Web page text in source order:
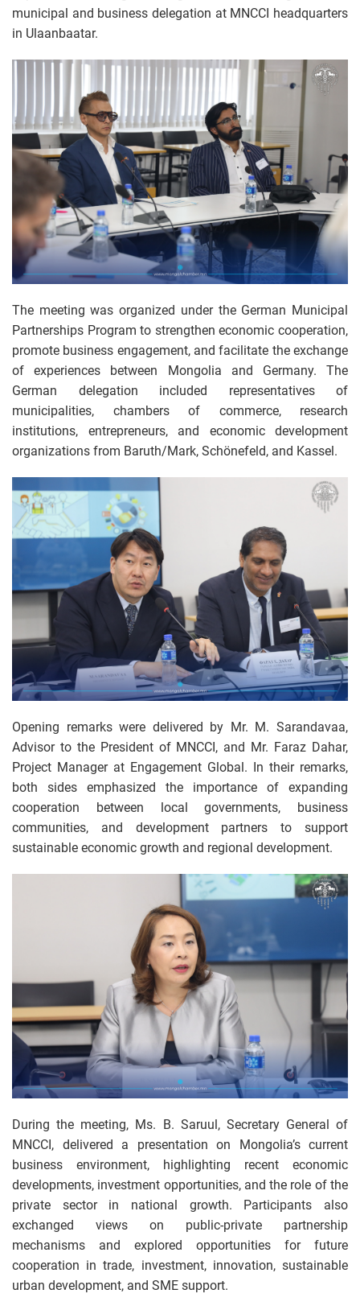
municipal and business delegation at MNCCI headquarters
in Ulaanbaatar.
The meeting was organized under the German Municipal
Partnerships Program to strengthen economic cooperation,
promote business engagement, and facilitate the exchange
of experiences between Mongolia and Germany. The
German delegation included representatives of
municipalities, chambers of commerce, research
institutions, entrepreneurs, and economic development
organizations from Baruth/Mark, Schönefeld, and Kassel.
Opening remarks were delivered by Mr. M. Sarandavaa,
Advisor to the President of MNCCI, and Mr. Faraz Dahar,
Project Manager at Engagement Global. In their remarks,
both sides emphasized the importance of expanding
cooperation between local governments, business
communities, and development partners to support
sustainable economic growth and regional development.
During the meeting, Ms. B. Saruul, Secretary General of
MNCCI, delivered a presentation on Mongolia’s current
business environment, highlighting recent economic
developments, investment opportunities, and the role of the
private sector in national growth. Participants also
exchanged views on public-private partnership
mechanisms and explored opportunities for future
cooperation in trade, investment, innovation, sustainable
urban development, and SME support.